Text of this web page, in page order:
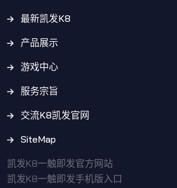
最新凯发K8
产品展示
游戏中心
服务宗旨
交流K8凯发官网
SiteMap
凯发K8一触即发官方网站
凯发K8一触即发手机版入口